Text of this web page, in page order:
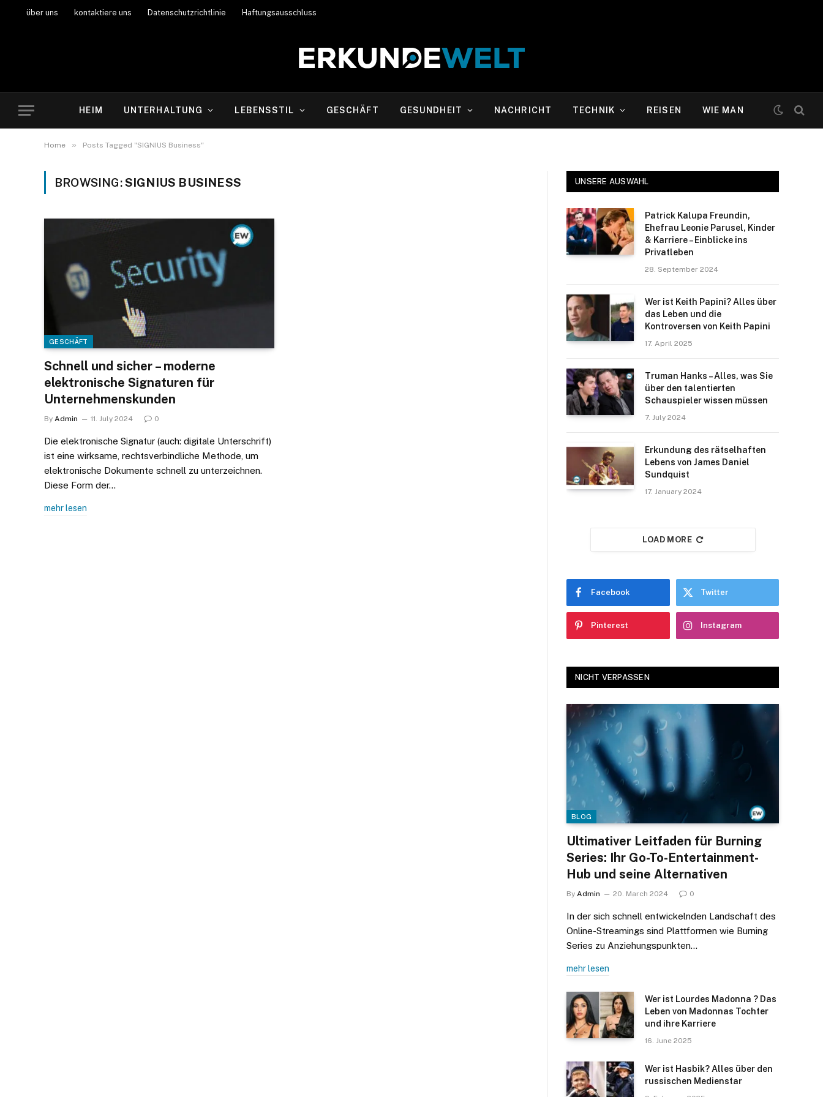
über uns kontaktiere uns Datenschutzrichtlinie Haftungsausschluss
HEIM UNTERHALTUNG LEBENSSTIL GESCHÄFT GESUNDHEIT NACHRICHT TECHNIK REISEN WIE MAN
Home » Posts Tagged "SIGNIUS Business"
BROWSING:SIGNIUS BUSINESS
GESCHÄFT
Schnell und sicher – moderne
elektronische Signaturen für
Unternehmenskunden
By Admin 11. July 2024 0
Die elektronische Signatur (auch: digitale Unterschrift)
ist eine wirksame, rechtsverbindliche Methode, um
elektronische Dokumente schnell zu unterzeichnen.
Diese Form der…
mehr lesen
UNSERE AUSWAHL
Patrick Kalupa Freundin,
Ehefrau Leonie Parusel, Kinder
& Karriere – Einblicke ins
Privatleben
28. September 2024
Wer ist Keith Papini? Alles über
das Leben und die
Kontroversen von Keith Papini
17. April 2025
Truman Hanks – Alles, was Sie
über den talentierten
Schauspieler wissen müssen
7. July 2024
Erkundung des rätselhaften
Lebens von James Daniel
Sundquist
17. January 2024
LOAD MORE
Facebook Twitter
Pinterest Instagram
NICHT VERPASSEN
BLOG
Ultimativer Leitfaden für Burning
Series: Ihr Go-To-Entertainment-
Hub und seine Alternativen
By Admin 20. March 2024 0
In der sich schnell entwickelnden Landschaft des
Online-Streamings sind Plattformen wie Burning
Series zu Anziehungspunkten…
mehr lesen
Wer ist Lourdes Madonna ? Das
Leben von Madonnas Tochter
und ihre Karriere
16. June 2025
Wer ist Hasbik? Alles über den
russischen Medienstar